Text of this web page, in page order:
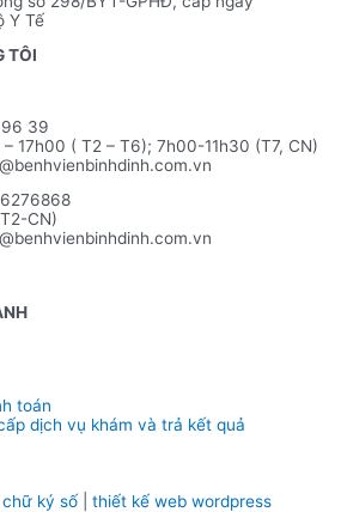
Y Tế
TÔI
39
17h00 ( T2 – T6); 7h00-11h30 (T7, CN)
CN)
NH
toán
dịch vụ khám và trả kết quả
ký số
thiết kế web wordpress